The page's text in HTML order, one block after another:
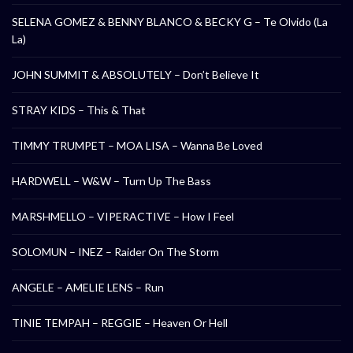
SELENA GOMEZ & BENNY BLANCO & BECKY G – Te Olvido (La
La)
JOHN SUMMIT & ABSOLUTELY – Don’t Believe It
STRAY KIDS – This & That
TIMMY TRUMPET – MOA LISA – Wanna Be Loved
HARDWELL – W&W – Turn Up The Bass
MARSHMELLO – VIPERACTIVE – How I Feel
SOLOMUN – INEZ – Raider On The Storm
ANGELE – AMELIE LENS – Run
TINIE TEMPAH – REGGIE – Heaven Or Hell